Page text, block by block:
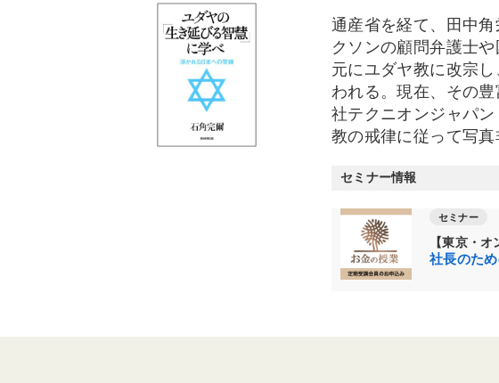
通産省を経て、田中
クソンの顧問弁護士
元にユダヤ教に改宗
われる。現在、その
社テクニオンジャパ
教の戒律に従って写真
セミナー情報
セミナー
【東京・
社長のた